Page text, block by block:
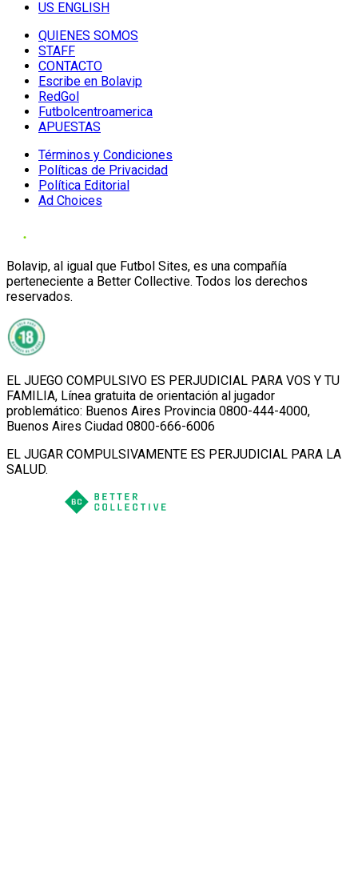
US ENGLISH
QUIENES SOMOS
STAFF
CONTACTO
Escribe en Bolavip
RedGol
Futbolcentroamerica
APUESTAS
Términos y Condiciones
Políticas de Privacidad
Política Editorial
Ad Choices
Bolavip, al igual que Futbol Sites, es una compañía
perteneciente a Better Collective. Todos los derechos
reservados.
EL JUEGO COMPULSIVO ES PERJUDICIAL PARA VOS Y TU
FAMILIA, Línea gratuita de orientación al jugador
problemático: Buenos Aires Provincia 0800-444-4000,
Buenos Aires Ciudad 0800-666-6006
EL JUGAR COMPULSIVAMENTE ES PERJUDICIAL PARA LA
SALUD.